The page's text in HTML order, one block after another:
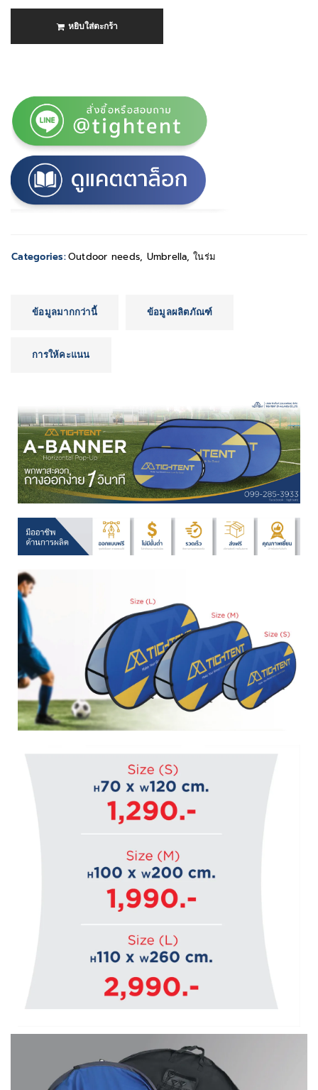
หยิบใส่ตะกร้า
Categories:Outdoor needs, Umbrella, ในร่ม
ข้อมูลมากกว่านี้ ข้อมูลผลิตภัณฑ์
การให้คะแนน